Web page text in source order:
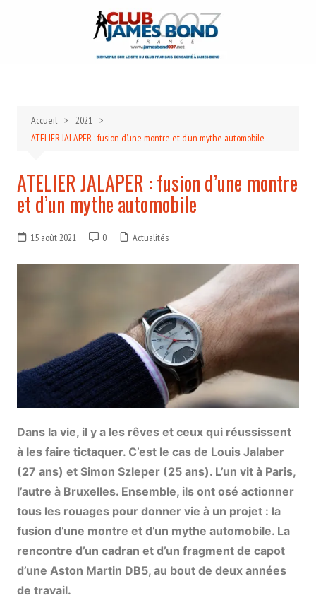
Accueil
2021
ATELIER JALAPER : fusion d’une montre et d’un mythe automobile
ATELIER JALAPER : fusion d’une montre
et d’un mythe automobile
15 août 2021 0 Actualités
Dans la vie, il y a les rêves et ceux qui réussissent
à les faire tictaquer. C’est le cas de Louis Jalaber
(27 ans) et Simon Szleper (25 ans). L’un vit à Paris,
l’autre à Bruxelles. Ensemble, ils ont osé actionner
tous les rouages pour donner vie à un projet : la
fusion d’une montre et d’un mythe automobile. La
rencontre d’un cadran et d’un fragment de capot
d’une Aston Martin DB5, au bout de deux années
de travail.